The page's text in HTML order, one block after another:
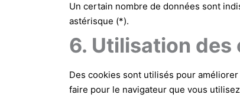
Un certain nombre de données sont
astérisque (*).
6. Utilisation des
Des cookies sont utilisés pour
faire pour le navigateur que vous